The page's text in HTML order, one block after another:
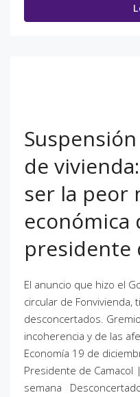
de
ser la peor
económica
presidente
El anuncio que hizo el
circular de
desconcertados.
incoherencia y de las
Economía 19 de
Presidente de
semana